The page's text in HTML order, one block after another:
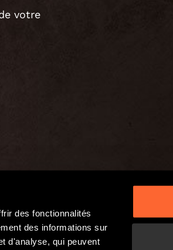
des fonctionnalités
des informations sur
d'analyse, qui peuvent
votre